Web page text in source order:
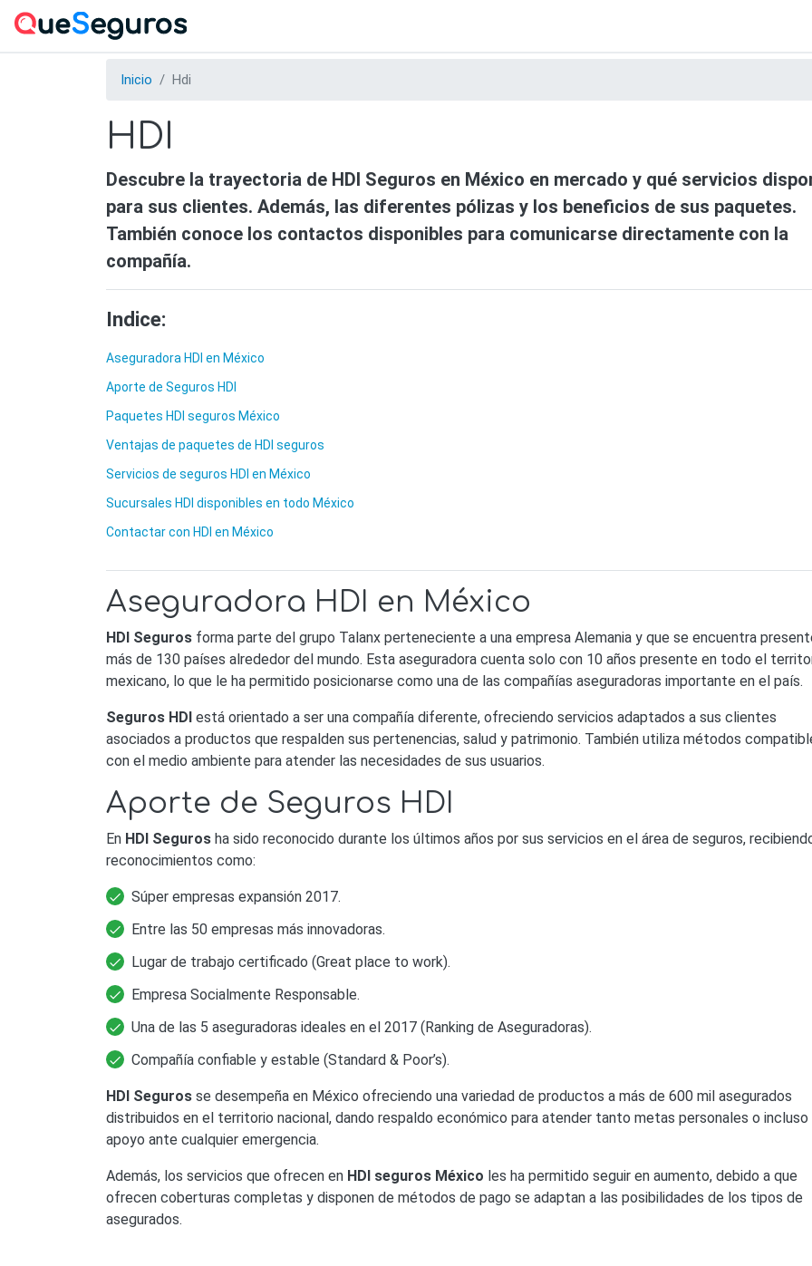
Inicio Hdi
HDI
Descubre la trayectoria de HDI Seguros en México en mercado y qué servicios
para sus clientes. Además, las diferentes pólizas y los beneficios de sus paquetes.
También conoce los contactos disponibles para comunicarse directamente con la
compañía.
Indice:
Aseguradora HDI en México
Aporte de Seguros HDI
Paquetes HDI seguros México
Ventajas de paquetes de HDI seguros
Servicios de seguros HDI en México
Sucursales HDI disponibles en todo México
Contactar con HDI en México
Aseguradora HDI en México
HDI Seguros forma parte del grupo Talanx perteneciente a una empresa Alemania y que se encuentra
más de 130 países alrededor del mundo. Esta aseguradora cuenta solo con 10 años presente en todo el
mexicano, lo que le ha permitido posicionarse como una de las compañías aseguradoras importante en el país.
Seguros HDI está orientado a ser una compañía diferente, ofreciendo servicios adaptados a sus clientes
asociados a productos que respalden sus pertenencias, salud y patrimonio. También utiliza métodos
con el medio ambiente para atender las necesidades de sus usuarios.
Aporte de Seguros HDI
En HDI Seguros ha sido reconocido durante los últimos años por sus servicios en el área de seguros,
reconocimientos como:
Súper empresas expansión 2017.
Entre las 50 empresas más innovadoras.
Lugar de trabajo certificado (Great place to work).
Empresa Socialmente Responsable.
Una de las 5 aseguradoras ideales en el 2017 (Ranking de Aseguradoras).
Compañía confiable y estable (Standard & Poor’s).
HDI Seguros se desempeña en México ofreciendo una variedad de productos a más de 600 mil asegurados
distribuidos en el territorio nacional, dando respaldo económico para atender tanto metas personales o incluso
apoyo ante cualquier emergencia.
Además, los servicios que ofrecen en HDI seguros México les ha permitido seguir en aumento, debido a que
ofrecen coberturas completas y disponen de métodos de pago se adaptan a las posibilidades de los tipos de
asegurados.